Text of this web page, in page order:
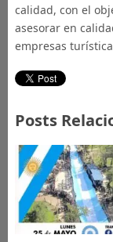
calidad, con el
asesorar en
empresas
Posts